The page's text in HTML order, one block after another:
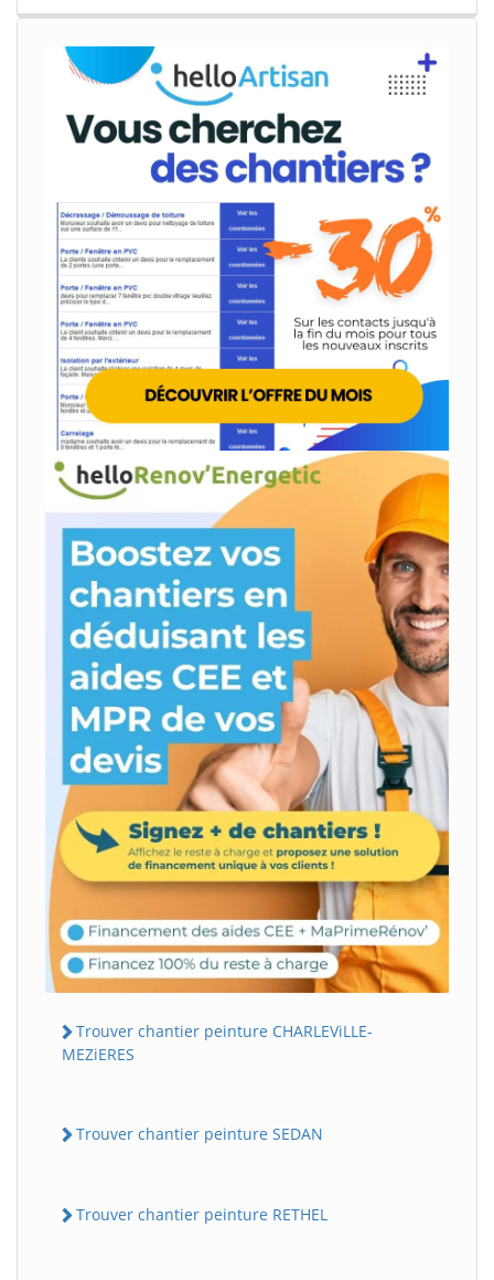
Trouver chantier peinture CHARLEViLLE-
MEZiERES
Trouver chantier peinture SEDAN
Trouver chantier peinture RETHEL